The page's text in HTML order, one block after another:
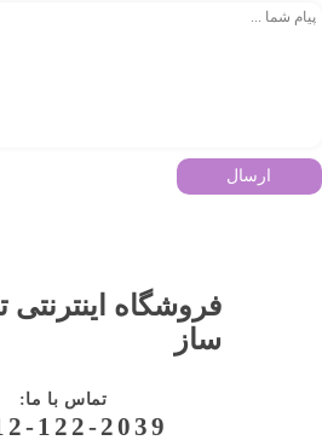
ارسال
فروشگاه اینترنتی
ساز
:تماس با ما
122-2039